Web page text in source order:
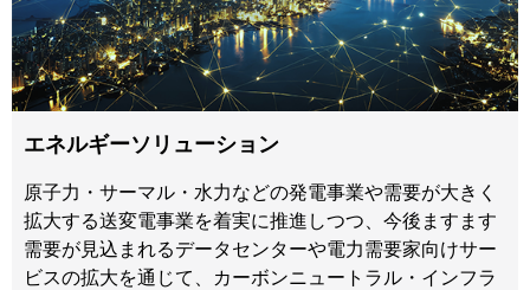
エネルギーソリューション
原子力・サーマル・水力などの発電事業や需要が大きく
拡大する送変電事業を着実に推進しつつ、今後ますます
需要が見込まれるデータセンターや電力需要家向けサー
ビスの拡大を通じて、カーボンニュートラル・インフラ